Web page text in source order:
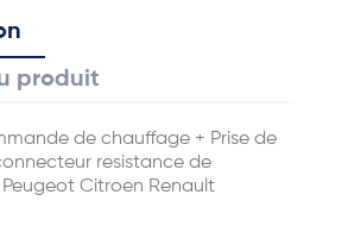
produit
de chauffage + Prise de
resistance de
Citroen Renault